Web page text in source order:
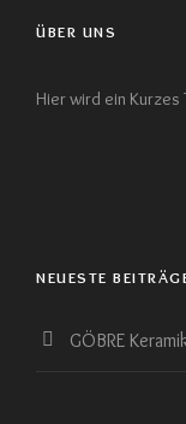
ÜBER UNS
Hier wird ein Kurzes
NEUESTE
GÖBRE